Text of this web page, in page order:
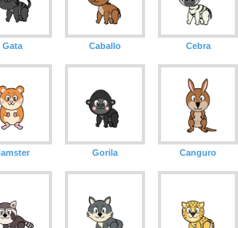
Gata Caballo Cebra
Gorila Canguro